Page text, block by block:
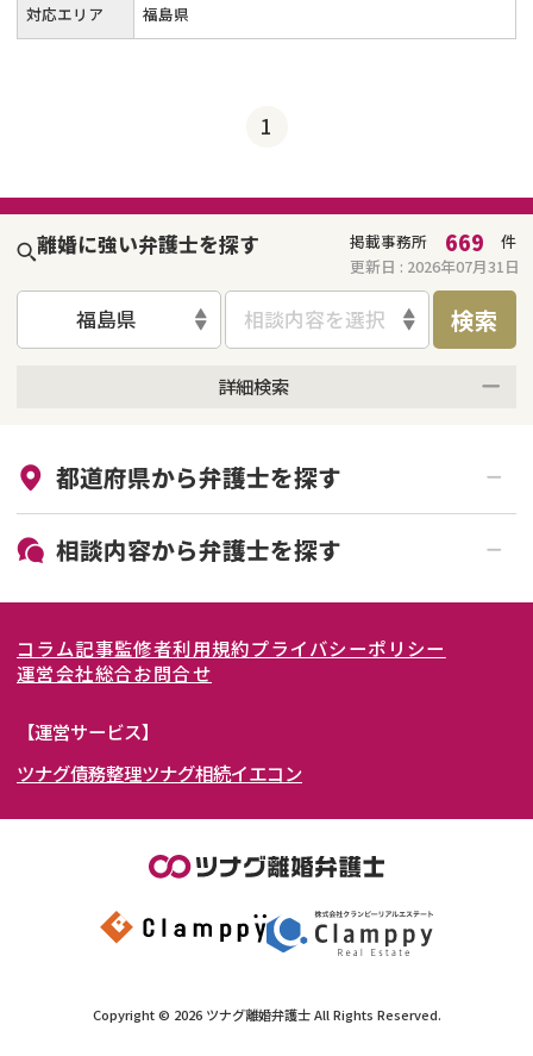
対応エリア 福島県
1
離婚に強い弁護士を探す 掲載事務所 669
件
更新日 : 2026年07月31日
福島県 相談内容を選択 検索
詳細検索
初回相談無料
土日祝の相談可能
都道府県から弁護士を探す
北海道・東北
北海道 青森県
岩手県 宮城県
秋田県
福島県
関東
東京都 神奈川県
埼玉県
茨城県 群馬県
東海
愛知県
岐阜県 山梨県
関西
大阪府 京都府
奈良県
和歌山県
北陸・甲信越
石川県
富山県
岡山県
九州・沖縄
相談内容から弁護士を探す
離婚裁判
親権・面会交流権
不貞・不倫慰謝料請求
養育費問題
財産分与
コラム記事監修者利用規約プライバシーポリシー
運営会社総合お問合せ
【運営サービス】
ツナグ債務整理ツナグ相続イエコン
Copyright © 2026 ツナグ離婚弁護士All Rights Reserved.